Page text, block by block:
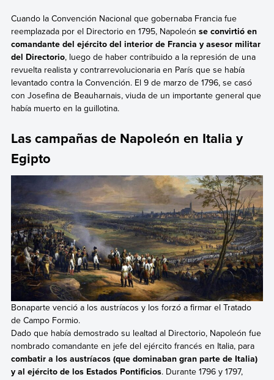
Cuando la Convención Nacional que gobernaba Francia fue
reemplazada por el Directorio en 1795, Napoleón se convirtió en
comandante del ejército del interior de Francia y asesor militar
del Directorio, luego de haber contribuido a la represión de una
revuelta realista y contrarrevolucionaria en París que se había
levantado contra la Convención. El 9 de marzo de 1796, se casó
con Josefina de Beauharnais, viuda de un importante general que
había muerto en la guillotina.
Las campañas de Napoleón en Italia y
Egipto
Bonaparte venció a los austríacos y los forzó a firmar el Tratado
de Campo Formio.
Dado que había demostrado su lealtad al Directorio, Napoleón fue
nombrado comandante en jefe del ejército francés en Italia, para
combatir a los austríacos (que dominaban gran parte de Italia)
y al ejército de los Estados Pontificios. Durante 1796 y 1797,